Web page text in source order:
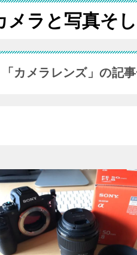
メラと写真そ
「カメラレンズ」の記